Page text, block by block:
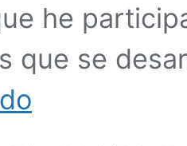
he
que se